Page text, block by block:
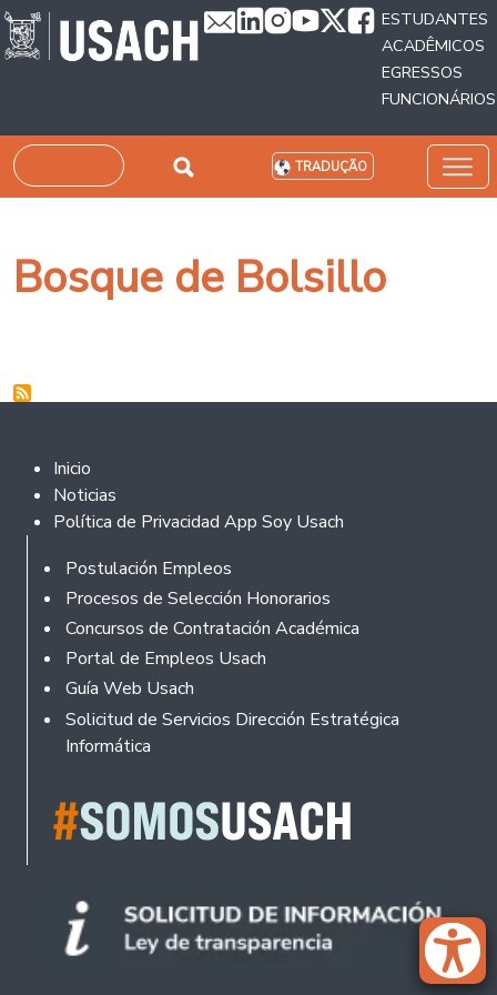
Passar para o conteúdo principal
ESTUDANTES
ACADÊMICOS
EGRESSOS
FUNCIONÁRIOS
Pesquisar TRADUÇÃO
Bosque de Bolsillo
Footer 2
Inicio
Noticias
Política de Privacidad App Soy Usach
Rodapé
Postulación Empleos
Procesos de Selección Honorarios
Concursos de Contratación Académica
Portal de Empleos Usach
Guía Web Usach
Solicitud de Servicios Dirección Estratégica
Informática